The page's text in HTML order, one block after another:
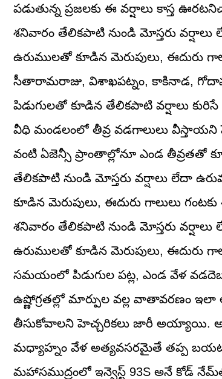
పడుతున్న ప్రజలకు ఈ వర్షాలు కాస్త
శనివారం తేలికపాటి నుండి మోస్తరు వర్షాలు
ఉరుములతో కూడిన మెరుపులు, ఈదురు
సీతారామరాజు, విశాఖపట్నం, కాకినాడ,
పిడుగులతో కూడిన తేలికపాటి వర్షాలు
వీధి మండలంలో తీవ్ర వడగాలులు వీస్తాయని
వంటి ఏజెన్సీ ప్రాంతాల్లోనూ ఎండ తీవ్రతతో
తేలికపాటి నుండి మోస్తరు వర్షాలు లేదా
కూడిన మెరుపులు, ఈదురు గాలులు
శనివారం తేలికపాటి నుండి మోస్తరు వర్షాలు
ఉరుములతో కూడిన మెరుపులు, ఈదురు
సమయంలో పిడుగుల పట్ల, ఎండ వేళ
ఉష్ణోగ్రతల్లో మార్పుల వల్ల వాతావరణం
తీసుకోవాలని హెచ్చరికలు జారీ అయ్యాయి.
మధ్యాహ్నం వేళ అత్యవసరమైతే తప్ప
మహాసముద్రంలో ఇన్వెస్ట్ 93S అనే కోడ్